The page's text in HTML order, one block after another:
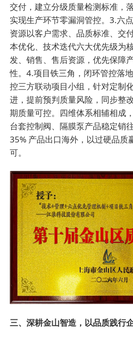
交付，建立分级质量检测标准，
实现生产环节零漏洞管控。3.六
资源以客户需求、品质标准、交
本优化、技术迭代六大优先级为
发、销售、售后资源，优先保障
性。4.项目铁三角，闭环管控落
控三方联动项目小组，针对定制
进，提前预判质量风险，同步整
期质量可控。四维体系相辅相成
台套控制阀、隔膜泵产品稳定销
35% 产品出口海外，以过硬品质
可。
三、深耕金山智造，以品质践行